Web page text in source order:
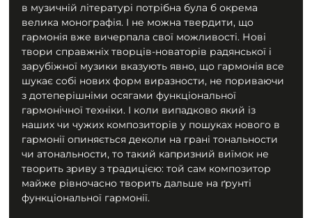
в музичній літературі потрібна була б окрема
велика монографія. І не можна твердити, що
гармонія вже вичерпала свої можливості. Нові
твори справжніх творців-новаторів радянської і
зарубіжної музики вказують явно, що гармонія все
шукає собі нових форм виразности, не пориваючи
з дотеперішніми осягами функціональної
гармонічної техніки. І коли випадково який із
наших чи чужих композиторів у пошуках нового в
гармонії опиняється деколи на грані тональности
чи атональности, то такий капризний виїмок не
творить зриву з традицією: той сам композитор
майже рівночасно творить дальше на ґрунті
функціональної гармонії.